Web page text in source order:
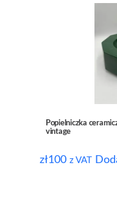
Popielniczka
vintage
zł100 z VAT